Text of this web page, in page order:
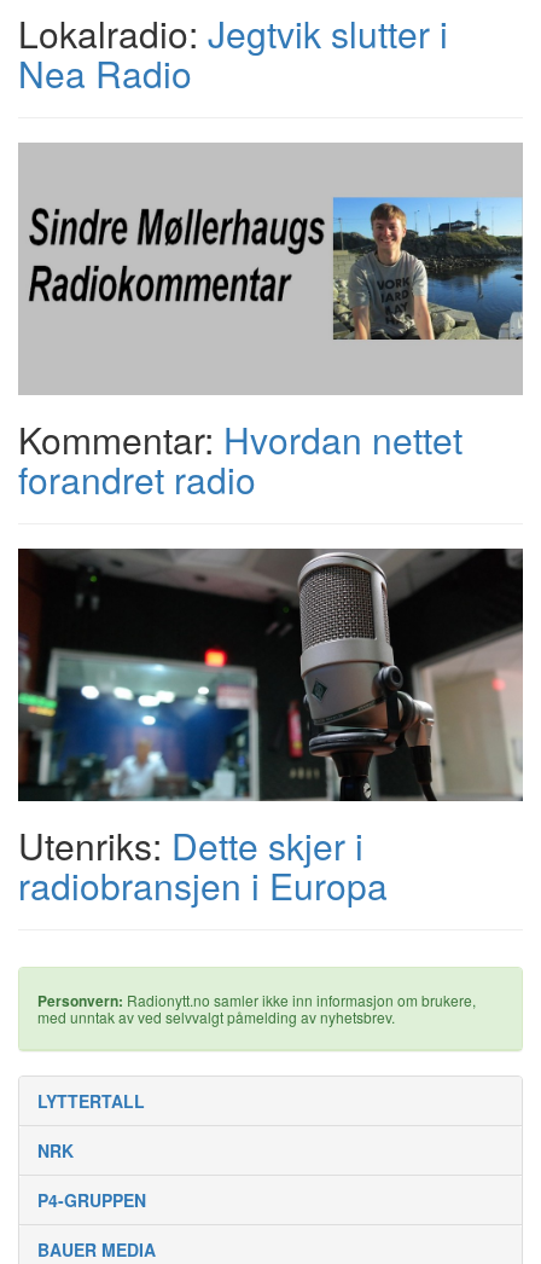
Lokalradio: Jegtvik slutter i
Nea Radio
Kommentar: Hvordan nettet
forandret radio
Utenriks: Dette skjer i
radiobransjen i Europa
Personvern: Radionytt.no samler ikke inn informasjon om brukere,
med unntak av ved selvvalgt påmelding av nyhetsbrev.
LYTTERTALL
NRK
P4-GRUPPEN
BAUER MEDIA